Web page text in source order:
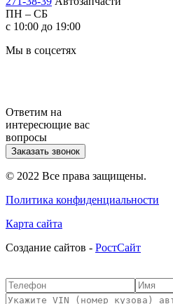
ПН – СБ
с 10:00 до 19:00
Мы в соцсетях
Ответим на
интересющие вас
вопросы
Заказать звонок
© 2022 Все права защищены.
Политика конфиденциальности
Карта сайта
Cоздание сайтов - РостСайт